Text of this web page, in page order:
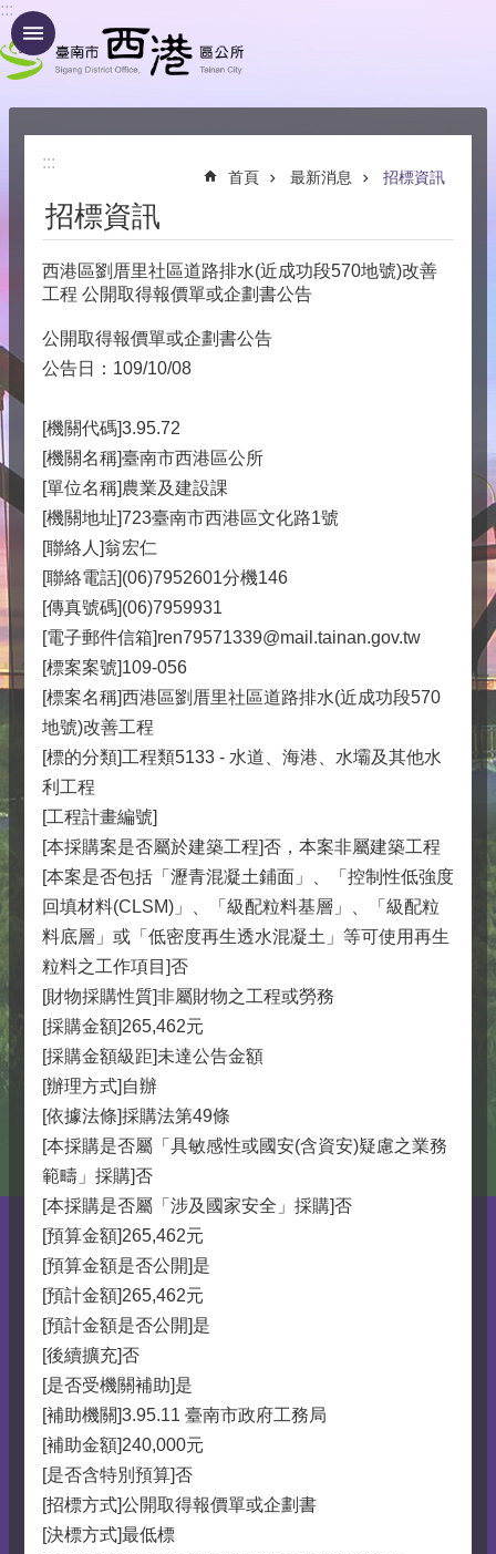
跳到主要內容區塊
:::
:::
首頁 最新消息 招標資訊
招標資訊
西港區劉厝里社區道路排水(近成功段570地號)改善
工程 公開取得報價單或企劃書公告
公開取得報價單或企劃書公告
公告日：109/10/08
[機關代碼]3.95.72
[機關名稱]臺南市西港區公所
[單位名稱]農業及建設課
[機關地址]723臺南市西港區文化路1號
[聯絡人]翁宏仁
[聯絡電話](06)7952601分機146
[傳真號碼](06)7959931
[電子郵件信箱]ren79571339@mail.tainan.gov.tw
[標案案號]109-056
[標案名稱]西港區劉厝里社區道路排水(近成功段570
地號)改善工程
[標的分類]工程類5133 - 水道、海港、水壩及其他水
利工程
[工程計畫編號]
[本採購案是否屬於建築工程]否，本案非屬建築工程
[本案是否包括「瀝青混凝土鋪面」、「控制性低強度
回填材料(CLSM)」、「級配粒料基層」、「級配粒
料底層」或「低密度再生透水混凝土」等可使用再生
粒料之工作項目]否
[財物採購性質]非屬財物之工程或勞務
[採購金額]265,462元
[採購金額級距]未達公告金額
[辦理方式]自辦
[依據法條]採購法第49條
[本採購是否屬「具敏感性或國安(含資安)疑慮之業務
範疇」採購]否
[本採購是否屬「涉及國家安全」採購]否
[預算金額]265,462元
[預算金額是否公開]是
[預計金額]265,462元
[預計金額是否公開]是
[後續擴充]否
[是否受機關補助]是
[補助機關]3.95.11 臺南市政府工務局
[補助金額]240,000元
[是否含特別預算]否
[招標方式]公開取得報價單或企劃書
[決標方式]最低標